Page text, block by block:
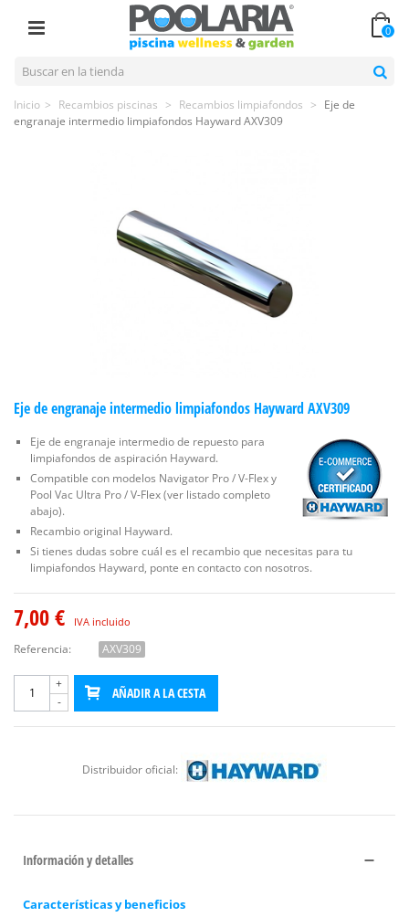
0
Inicio > Recambios piscinas > Recambios limpiafondos > Eje de
engranaje intermedio limpiafondos Hayward AXV309
Eje de engranaje intermedio limpiafondos Hayward AXV309
Eje de engranaje intermedio de repuesto para
limpiafondos de aspiración Hayward.
Compatible con modelos Navigator Pro / V-Flex y
Pool Vac Ultra Pro / V-Flex (ver listado completo
abajo).
Recambio original Hayward.
Si tienes dudas sobre cuál es el recambio que necesitas para tu
limpiafondos Hayward, ponte en contacto con nosotros.
7,00 € IVA incluido
Referencia: AXV309
-
+
AÑADIR A LA CESTA
Distribuidor oficial:
Información y detalles
Características y beneficios